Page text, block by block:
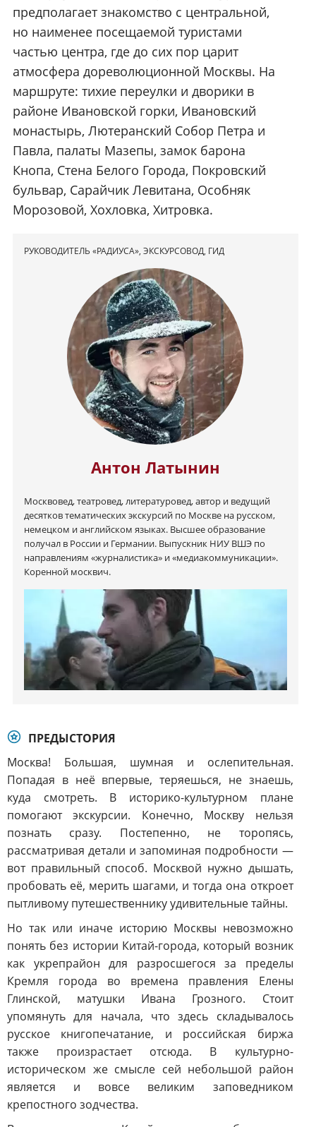
а
д
у
с
предполагает знакомство с центральной,
но наименее посещаемой туристами
частью центра, где до сих пор царит
атмосфера дореволюционной Москвы. На
маршруте: тихие переулки и дворики в
районе Ивановской горки, Ивановский
монастырь, Лютеранский Собор Петра и
Павла, палаты Мазепы, замок барона
Кнопа, Стена Белого Города, Покровский
бульвар, Сарайчик Левитана, Особняк
Морозовой, Хохловка, Хитровка.
РУКОВОДИТЕЛЬ «РАДИУСА», ЭКСКУРСОВОД, ГИД
Антон Латынин
Москвовед, театровед, литературовед, автор и ведущий
десятков тематических экскурсий по Москве на русском,
немецком и английском языках. Высшее образование
получал в России и Германии. Выпускник НИУ ВШЭ по
направлениям «журналистика» и «медиакоммуникации».
Коренной москвич.
ПРЕДЫСТОРИЯ
Москва! Большая, шумная и ослепительная.
Попадая в неё впервые, теряешься, не знаешь,
куда смотреть. В историко-культурном плане
помогают экскурсии. Конечно, Москву нельзя
познать сразу. Постепенно, не торопясь,
рассматривая детали и запоминая подробности —
вот правильный способ. Москвой нужно дышать,
пробовать её, мерить шагами, и тогда она откроет
пытливому путешественнику удивительные тайны.
Но так или иначе историю Москвы невозможно
понять без истории Китай-города, который возник
как укрепрайон для разросшегося за пределы
Кремля города во времена правления Елены
Глинской, матушки Ивана Грозного. Стоит
упомянуть для начала, что здесь складывалось
русское книгопечатание, и российская биржа
также произрастает отсюда. В культурно-
историческом же смысле сей небольшой район
является и вовсе великим заповедником
крепостного зодчества.